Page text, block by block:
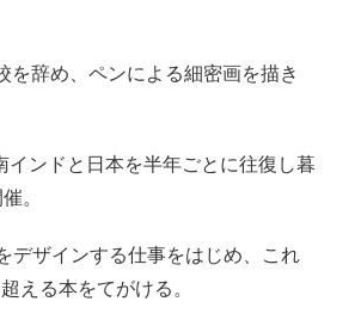
を辞め、ペンによる細密画を描き
インドと日本を半年ごとに往復し暮
。
デザインする仕事をはじめ、これ
える本をてがける。